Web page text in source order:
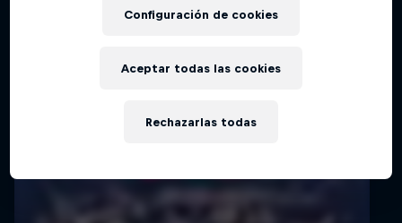
Configuración de cookies
Rechazarlas todas
Aceptar todas las cookies